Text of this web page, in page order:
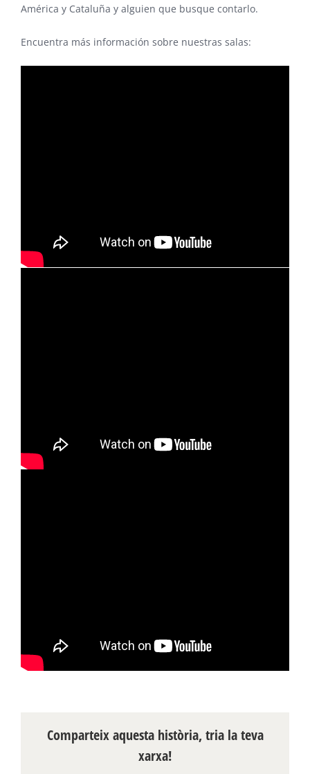
América y Cataluña y alguien que busque contarlo.
Encuentra más información sobre nuestras salas:
Comparteix aquesta història, tria la teva
xarxa!